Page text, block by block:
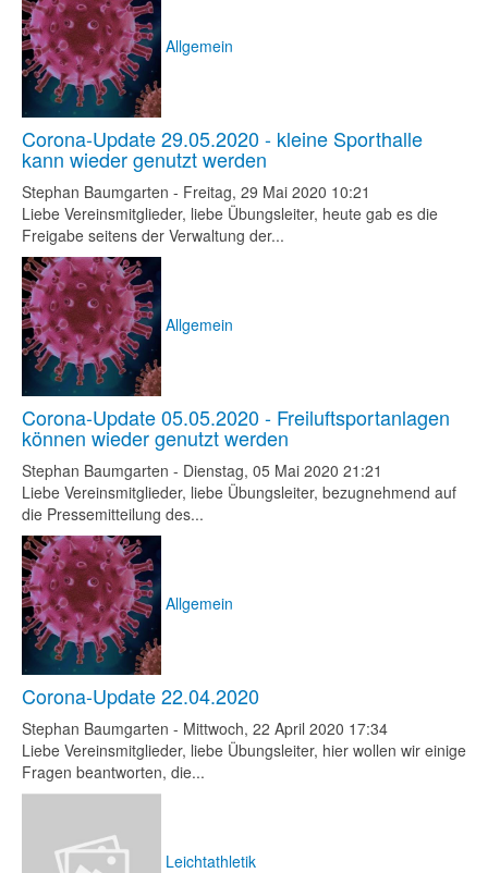
Allgemein
Corona-Update 29.05.2020 - kleine Sporthalle
kann wieder genutzt werden
Stephan Baumgarten - Freitag, 29 Mai 2020 10:21
Liebe Vereinsmitglieder, liebe Übungsleiter, heute gab es die
Freigabe seitens der Verwaltung der...
Allgemein
Corona-Update 05.05.2020 - Freiluftsportanlagen
können wieder genutzt werden
Stephan Baumgarten - Dienstag, 05 Mai 2020 21:21
Liebe Vereinsmitglieder, liebe Übungsleiter, bezugnehmend auf
die Pressemitteilung des...
Allgemein
Corona-Update 22.04.2020
Stephan Baumgarten - Mittwoch, 22 April 2020 17:34
Liebe Vereinsmitglieder, liebe Übungsleiter, hier wollen wir einige
Fragen beantworten, die...
Leichtathletik